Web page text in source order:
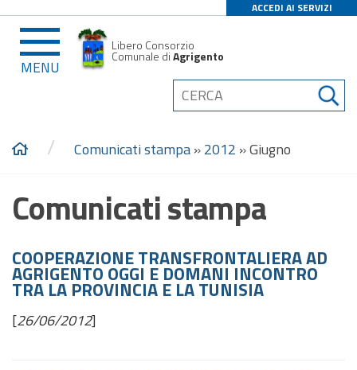
ACCEDI AI SERVIZI
MENU
Libero Consorzio
Comunale diAgrigento
/ Comunicati stampa»2012 »Giugno
Comunicati stampa
COOPERAZIONE TRANSFRONTALIERA AD
AGRIGENTO OGGI E DOMANI INCONTRO
TRA LA PROVINCIA E LA TUNISIA
[26/06/2012]